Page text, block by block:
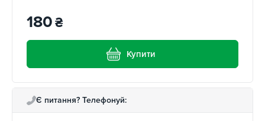
180₴
Купити
Є питання? Телефонуй: